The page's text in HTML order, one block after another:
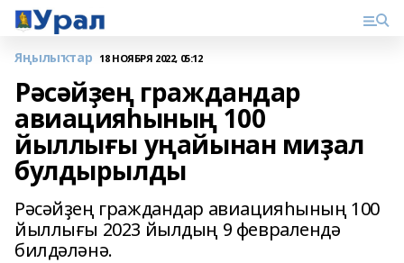
Яңылыҡтар 18 НОЯБРЯ 2022, 05:12
Рәсәйҙең граждандар
авиацияһының 100
йыллығы уңайынан миҙал
булдырылды
Рәсәйҙең граждандар авиацияһының 100
йыллығы 2023 йылдың 9 февралендә
билдәләнә.